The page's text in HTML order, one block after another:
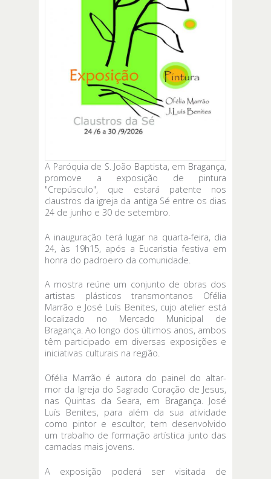
A Paróquia de S. João Baptista, em Bragança,
promove a exposição de pintura
"Crepúsculo", que estará patente nos
claustros da igreja da antiga Sé entre os dias
24 de junho e 30 de setembro.
A inauguração terá lugar na quarta-feira, dia
24, às 19h15, após a Eucaristia festiva em
honra do padroeiro da comunidade.
A mostra reúne um conjunto de obras dos
artistas plásticos transmontanos Ofélia
Marrão e José Luís Benites, cujo atelier está
localizado no Mercado Municipal de
Bragança. Ao longo dos últimos anos, ambos
têm participado em diversas exposições e
iniciativas culturais na região.
Ofélia Marrão é autora do painel do altar-
mor da Igreja do Sagrado Coração de Jesus,
nas Quintas da Seara, em Bragança. José
Luís Benites, para além da sua atividade
como pintor e escultor, tem desenvolvido
um trabalho de formação artística junto das
camadas mais jovens.
A exposição poderá ser visitada de